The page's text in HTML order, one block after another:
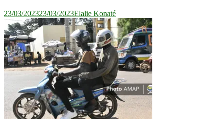
23/03/202323/03/2023Elalie Konaté